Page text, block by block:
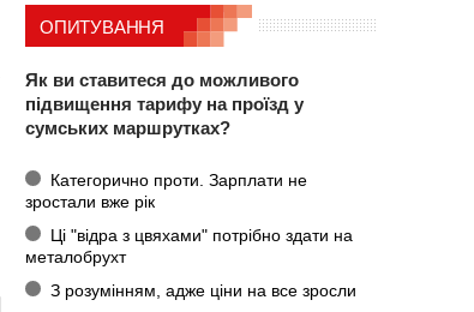
ОПИТУВАННЯ
Як ви ставитеся до можливого
підвищення тарифу на проїзд у
сумських маршрутках?
Категорично проти. Зарплати не
зростали вже рік
Ці "відра з цвяхами" потрібно здати на
металобрухт
З розумінням, адже ціни на все зросли